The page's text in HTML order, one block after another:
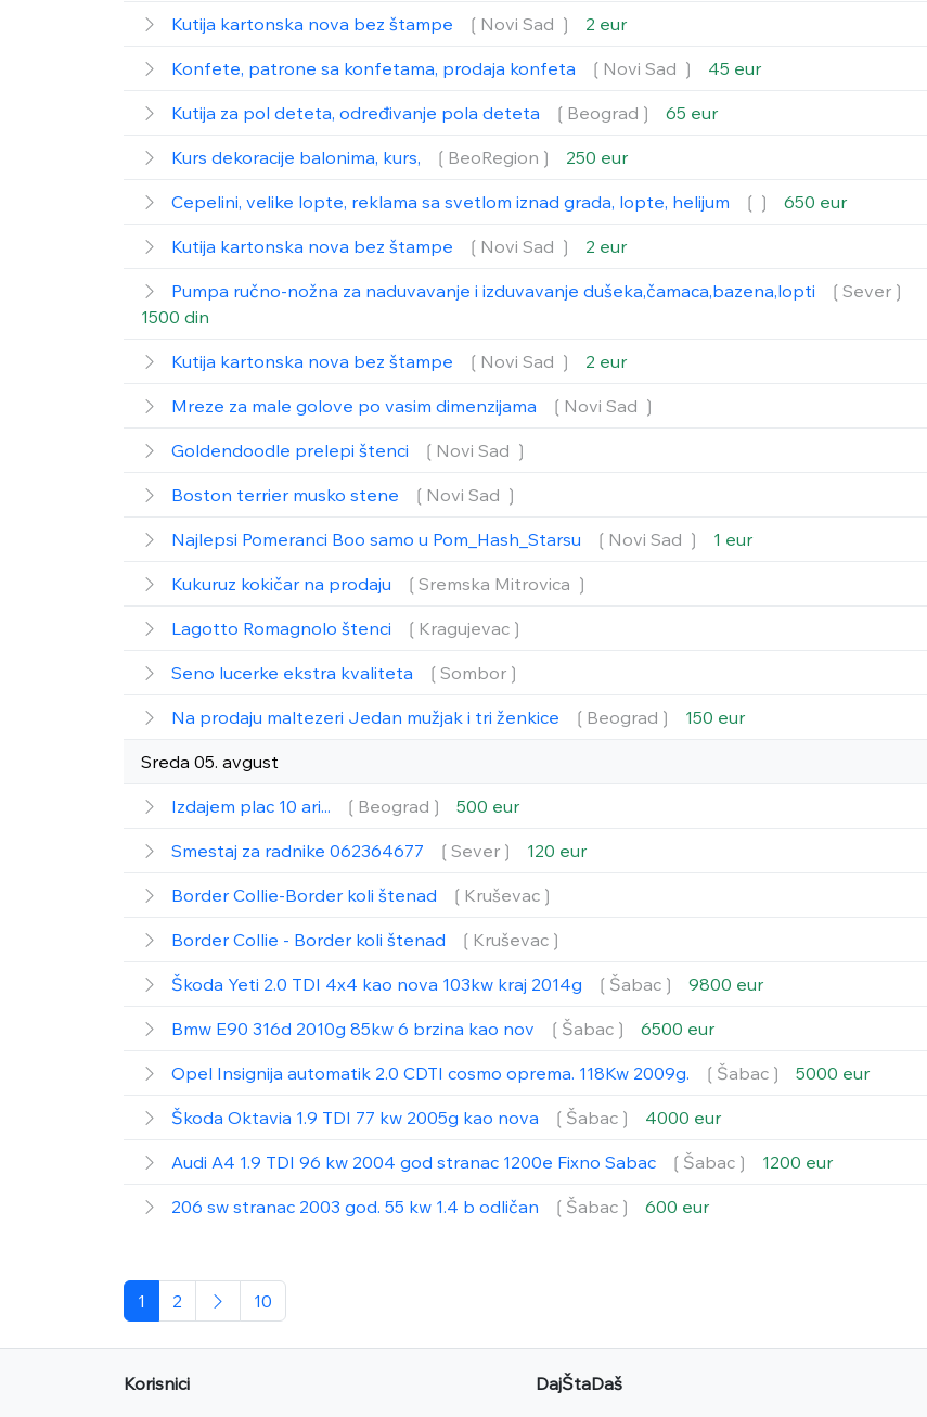
Kutija kartonska nova bez štampe ❲Novi Sad ❳ 2 eur
Konfete, patrone sa konfetama, prodaja konfeta ❲Novi Sad ❳ 45 eur
Kutija za pol deteta, određivanje pola deteta ❲Beograd❳ 65 eur
Kurs dekoracije balonima, kurs, ❲BeoRegion❳ 250 eur
Cepelini, velike lopte, reklama sa svetlom iznad grada, lopte, helijum ❲❳ 650 eur
Kutija kartonska nova bez štampe ❲Novi Sad ❳ 2 eur
Pumpa ručno-nožna za naduvavanje i izduvavanje dušeka,čamaca,bazena,lopti
❲Sever❳
1500 din
Kutija kartonska nova bez štampe ❲Novi Sad ❳ 2 eur
Mreze za male golove po vasim dimenzijama ❲Novi Sad ❳
Goldendoodle prelepi štenci ❲Novi Sad ❳
Boston terrier musko stene ❲Novi Sad ❳
Najlepsi Pomeranci Boo samo u Pom_Hash_Starsu ❲Novi Sad ❳ 1 eur
Kukuruz kokičar na prodaju ❲Sremska Mitrovica ❳
Lagotto Romagnolo štenci ❲Kragujevac❳
Seno lucerke ekstra kvaliteta ❲Sombor❳
Na prodaju maltezeri Jedan mužjak i tri ženkice ❲Beograd❳ 150 eur
Sreda 05. avgust
Izdajem plac 10 ari... ❲Beograd❳ 500 eur
Smestaj za radnike 062364677 ❲Sever❳ 120 eur
Border Collie-Border koli štenad ❲Kruševac❳
Border Collie - Border koli štenad ❲Kruševac❳
Škoda Yeti 2.0 TDI 4x4 kao nova 103kw kraj 2014g ❲Šabac❳ 9800 eur
Bmw E90 316d 2010g 85kw 6 brzina kao nov ❲Šabac❳ 6500 eur
Opel Insignija automatik 2.0 CDTI cosmo oprema. 118Kw 2009g. ❲Šabac❳ 5000 eur
Škoda Oktavia 1.9 TDI 77 kw 2005g kao nova ❲Šabac❳ 4000 eur
Audi A4 1.9 TDI 96 kw 2004 god stranac 1200e Fixno Sabac ❲Šabac❳ 1200 eur
206 sw stranac 2003 god. 55 kw 1.4 b odličan ❲Šabac❳ 600 eur
1 2 10
Korisnici
DajŠtaDaš